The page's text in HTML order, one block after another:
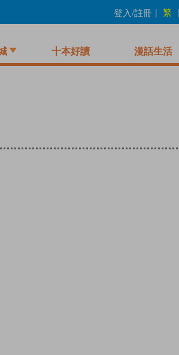
登入/註冊 | 繁 |
十本好讀 漫話生活